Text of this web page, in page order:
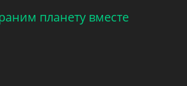
планету вместе